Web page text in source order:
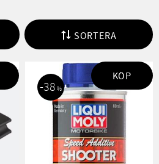
SORTERA
38 %
KÖP